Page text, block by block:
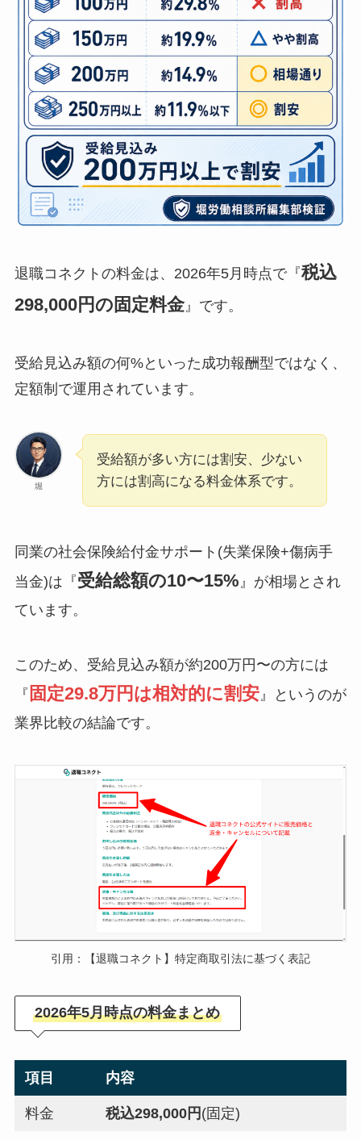
退職コネクトの料金は、2026年5月時点で『税込
298,000円の固定料金』です。
受給見込み額の何%といった成功報酬型ではなく、
定額制で運用されています。
堀
受給額が多い方には割安、少ない
方には割高になる料金体系です。
同業の社会保険給付金サポート(失業保険+傷病手
当金)は『受給総額の10〜15% 』が相場とされ
ています。
このため、受給見込み額が約200万円〜の方には
『 固定29.8万円は相対的に割安』というのが
業界比較の結論です。
引用：【退職コネクト】特定商取引法に基づく表記
2026年5月時点の料金まとめ
項目 内容
料金 税込298,000円 (固定)